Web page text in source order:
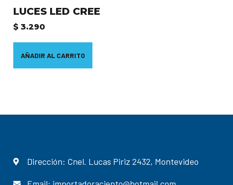
LUCES LED CREE
$ 3.290
AÑADIR AL CARRITO
Dirección: Cnel. Lucas Piriz 2432, Montevideo